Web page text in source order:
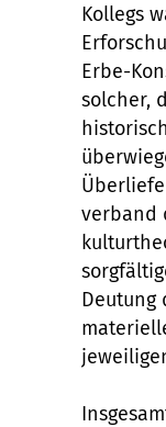
Kollegs
Erbe-
solcher,
verband
Deutung